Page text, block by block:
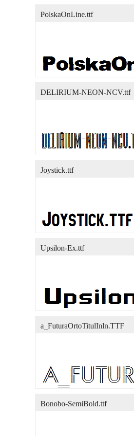
PolskaOnLine.ttf
DELIRIUM-NEON-NCV.ttf
Joystick.ttf
Upsilon-Ex.ttf
a_FuturaOrtoTitulInln.TTF
Bonobo-SemiBold.ttf